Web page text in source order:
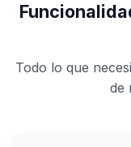
Todo lo que
de